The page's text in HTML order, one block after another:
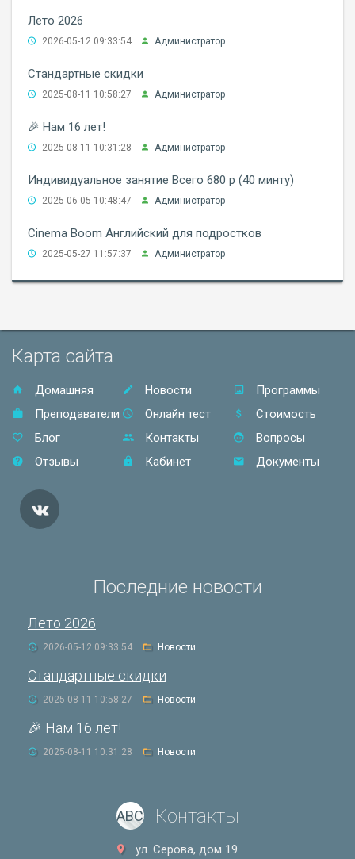
Лето 2026
2026-05-12 09:33:54 Администратор
Стандартные скидки
2025-08-11 10:58:27 Администратор
🎉 Нам 16 лет!
2025-08-11 10:31:28 Администратор
Индивидуальное занятие Всего 680 р (40 минту)
2025-06-05 10:48:47 Администратор
Cinema Boom Английский для подростков
2025-05-27 11:57:37 Администратор
Карта сайта
Домашняя Новости
Программы
Преподаватели
Онлайн тест
Стоимость
Блог
Контакты
Вопросы
Отзывы
Кабинет Документы
Последние новости
Лето 2026
2026-05-12 09:33:54 Новости
Стандартные скидки
2025-08-11 10:58:27 Новости
🎉 Нам 16 лет!
2025-08-11 10:31:28 Новости
ABC Контакты
ул. Серова, дом 19